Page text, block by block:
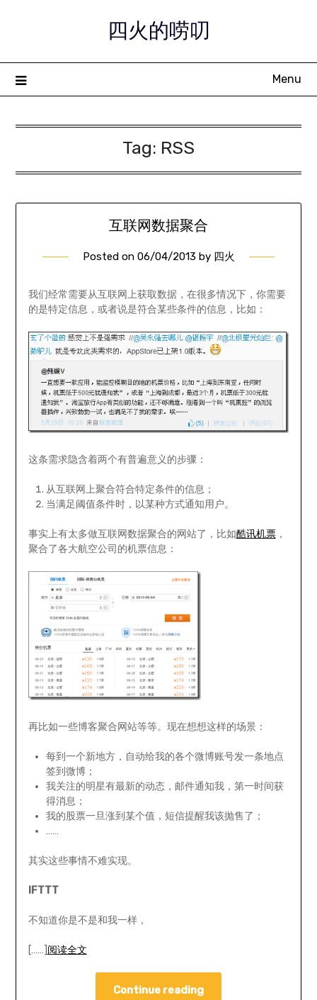
四火的唠叨
Menu
Tag: RSS
互联网数据聚合
Posted on 06/04/2013 by 四火
我们经常需要从互联网上获取数据，在很多情况下，你需要
的是特定信息，或者说是符合某些条件的信息，比如：
这条需求隐含着两个有普遍意义的步骤：
从互联网上聚合符合特定条件的信息；
当满足阈值条件时，以某种方式通知用户。
事实上有太多做互联网数据聚合的网站了，比如酷讯机票，
聚合了各大航空公司的机票信息：
再比如一些博客聚合网站等等。现在想想这样的场景：
每到一个新地方，自动给我的各个微博账号发一条地点
签到微博；
我关注的明星有最新的动态，邮件通知我，第一时间获
得消息；
我的股票一旦涨到某个值，短信提醒我该抛售了；
……
其实这些事情不难实现。
IFTTT
不知道你是不是和我一样，
[……] 阅读全文
Continue reading